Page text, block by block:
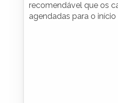
recomendável que os
agendadas para o início